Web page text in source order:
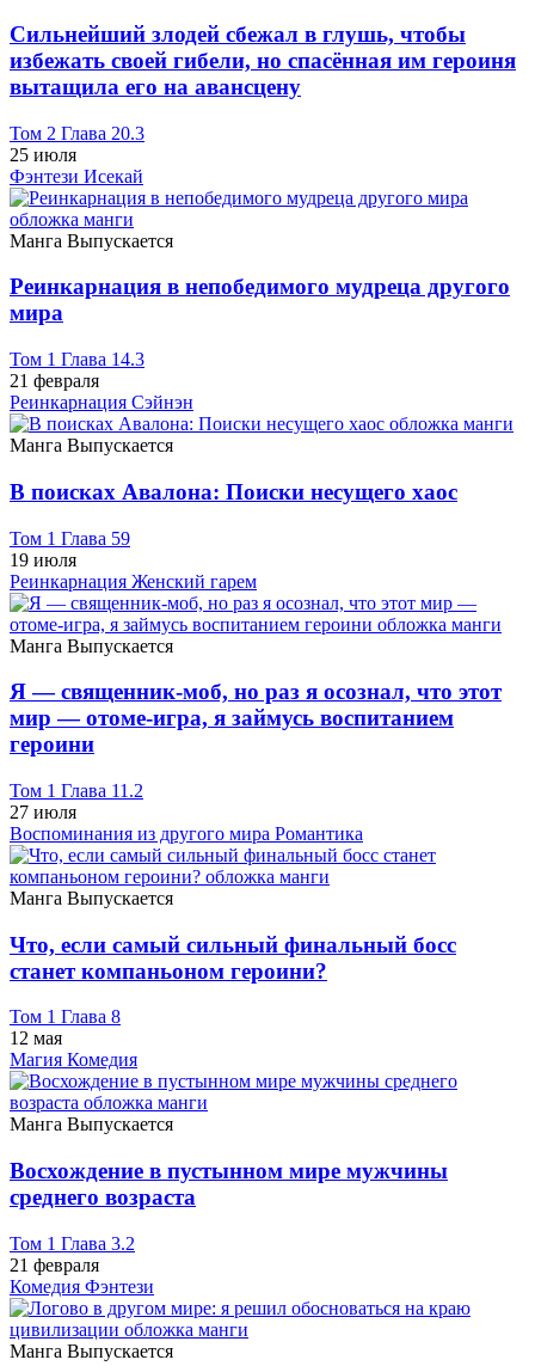
Сильнейший злодей сбежал в глушь, чтобы
избежать своей гибели, но спасённая им героиня
вытащила его на авансцену
Том 2 Глава 20.3
25 июля
Фэнтези Исекай
Манга Выпускается
Реинкарнация в непобедимого мудреца другого
мира
Том 1 Глава 14.3
21 февраля
Реинкарнация Сэйнэн
Манга Выпускается
В поисках Авалона: Поиски несущего хаос
Том 1 Глава 59
19 июля
Реинкарнация Женский гарем
Манга Выпускается
Я — священник-моб, но раз я осознал, что этот
мир — отоме-игра, я займусь воспитанием
героини
Том 1 Глава 11.2
27 июля
Воспоминания из другого мира Романтика
Манга Выпускается
Что, если самый сильный финальный босс
станет компаньоном героини?
Том 1 Глава 8
12 мая
Магия Комедия
Манга Выпускается
Восхождение в пустынном мире мужчины
среднего возраста
Том 1 Глава 3.2
21 февраля
Комедия Фэнтези
Манга Выпускается